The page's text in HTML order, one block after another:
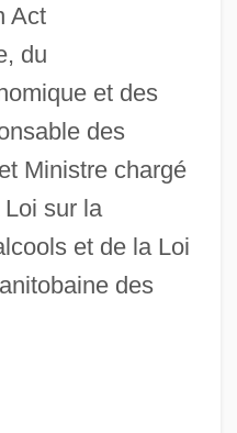
Act
du
et des
des
Ministre chargé
sur la
et de la Loi
des